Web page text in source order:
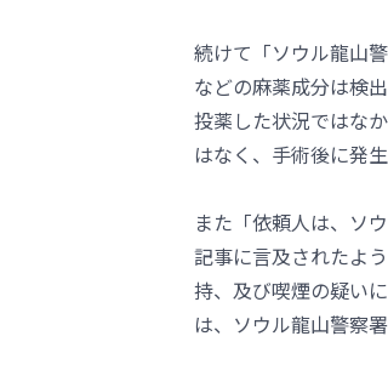
続けて「ソウル龍山
などの麻薬成分は検
投薬した状況ではな
はなく、手術後に発
また「依頼人は、ソ
記事に言及されたよ
持、及び喫煙の疑い
は、ソウル龍山警察